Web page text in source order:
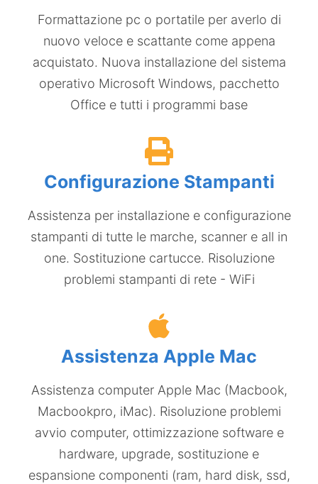
Formattazione pc o portatile per averlo di
nuovo veloce e scattante come appena
acquistato. Nuova installazione del sistema
operativo Microsoft Windows, pacchetto
Office e tutti i programmi base
Configurazione Stampanti
Assistenza per installazione e configurazione
stampanti di tutte le marche, scanner e all in
one. Sostituzione cartucce. Risoluzione
problemi stampanti di rete - WiFi
Assistenza Apple Mac
Assistenza computer Apple Mac (Macbook,
Macbookpro, iMac)​. Risoluzione problemi
avvio computer, ottimizzazione software e
hardware, upgrade, sostituzione e
espansione componenti (ram, hard disk, ssd,